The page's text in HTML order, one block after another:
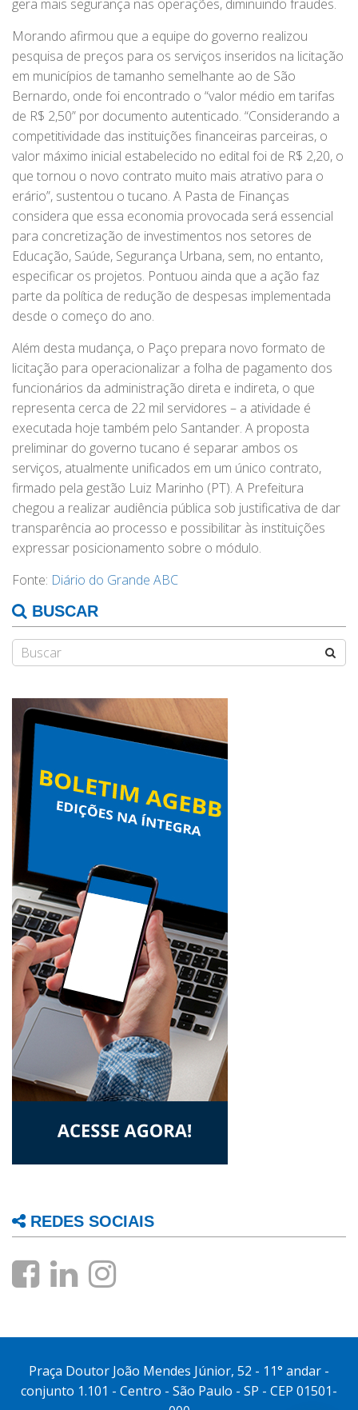
gera mais segurança nas operações, diminuindo fraudes.
Morando afirmou que a equipe do governo realizou
pesquisa de preços para os serviços inseridos na licitação
em municípios de tamanho semelhante ao de São
Bernardo, onde foi encontrado o “valor médio em tarifas
de R$ 2,50” por documento autenticado. “Considerando a
competitividade das instituições financeiras parceiras, o
valor máximo inicial estabelecido no edital foi de R$ 2,20, o
que tornou o novo contrato muito mais atrativo para o
erário”, sustentou o tucano. A Pasta de Finanças
considera que essa economia provocada será essencial
para concretização de investimentos nos setores de
Educação, Saúde, Segurança Urbana, sem, no entanto,
especificar os projetos. Pontuou ainda que a ação faz
parte da política de redução de despesas implementada
desde o começo do ano.
Além desta mudança, o Paço prepara novo formato de
licitação para operacionalizar a folha de pagamento dos
funcionários da administração direta e indireta, o que
representa cerca de 22 mil servidores – a atividade é
executada hoje também pelo Santander. A proposta
preliminar do governo tucano é separar ambos os
serviços, atualmente unificados em um único contrato,
firmado pela gestão Luiz Marinho (PT). A Prefeitura
chegou a realizar audiência pública sob justificativa de dar
transparência ao processo e possibilitar às instituições
expressar posicionamento sobre o módulo.
Fonte: Diário do Grande ABC
BUSCAR
REDES SOCIAIS
Praça Doutor João Mendes Júnior, 52 - 11° andar -
conjunto 1.101 - Centro - São Paulo - SP - CEP 01501-